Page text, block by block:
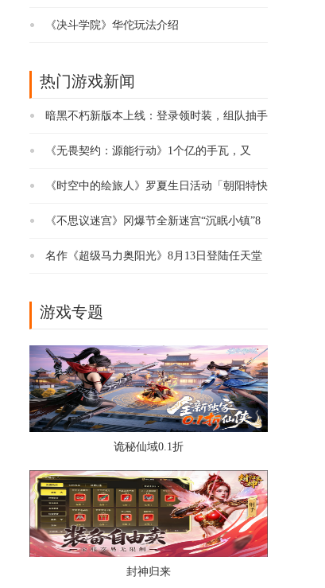
《决斗学院》华佗玩法介绍
热门游戏新闻
暗黑不朽新版本上线：登录领时装，组队抽手
办
《无畏契约：源能行动》1个亿的手瓦，又
把“刀马”给搞火了
《时空中的绘旅人》罗夏生日活动「朝阳特快
号」现已开启！
《不思议迷宫》冈爆节全新迷宫“沉眠小镇”8
月6日正式开启，2个新冈布奥免费获取！
名作《超级马力奥阳光》8月13日登陆任天堂
游戏专题
诡秘仙域0.1折
封神归来